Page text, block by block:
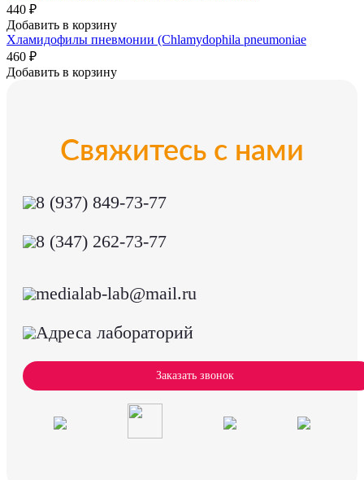
440 ₽
Добавить в корзину
Хламидофилы пневмонии (Chlamydophila pneumoniae
460 ₽
Добавить в корзину
Свяжитесь с нами
8 (937) 849-73-77
8 (347) 262-73-77
medialab-lab@mail.ru
Адреса лабораторий
Заказать звонок